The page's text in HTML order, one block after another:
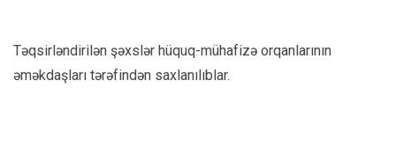
Təqsirləndirilən şəxslər hüquq-mühafizə orqanlarının
əməkdaşları tərəfindən saxlanılıblar.